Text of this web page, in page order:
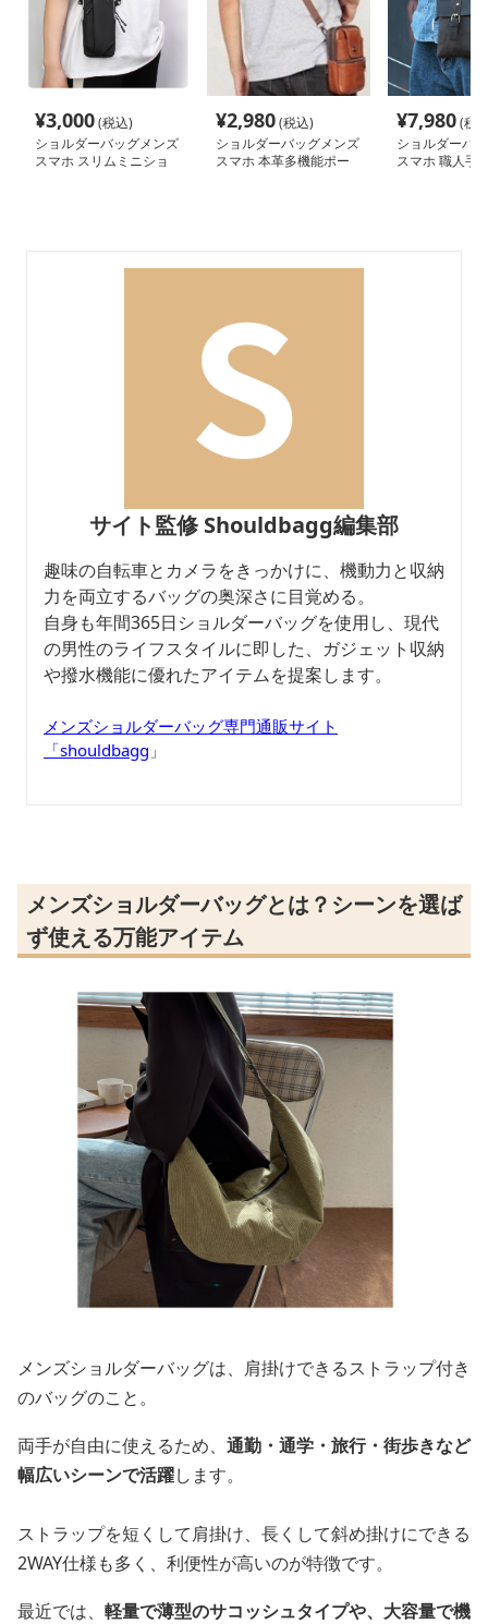
¥3,000(税込)
ショルダーバッグメンズ
スマホ スリムミニショ
¥2,980(税込)
ショルダーバッグメンズ
スマホ 本革多機能ポー
¥7,980(税
ショルダーバ
スマホ 職人手
サイト監修 Shouldbagg編集部
趣味の自転車とカメラをきっかけに、機動力と収納
力を両立するバッグの奥深さに目覚める。
自身も年間365日ショルダーバッグを使用し、現代
の男性のライフスタイルに即した、ガジェット収納
や撥水機能に優れたアイテムを提案します。
メンズショルダーバッグ専門通販サイト
「shouldbagg 」
メンズショルダーバッグとは？シーンを選ば
ず使える万能アイテム
メンズショルダーバッグは、肩掛けできるストラップ付き
のバッグのこと。
両手が自由に使えるため、 通勤・通学・旅行・街歩きなど
幅広いシーンで活躍します。
ストラップを短くして肩掛け、長くして斜め掛けにできる
2WAY仕様も多く、利便性が高いのが特徴です。
最近では、 軽量で薄型のサコッシュタイプや、大容量で機